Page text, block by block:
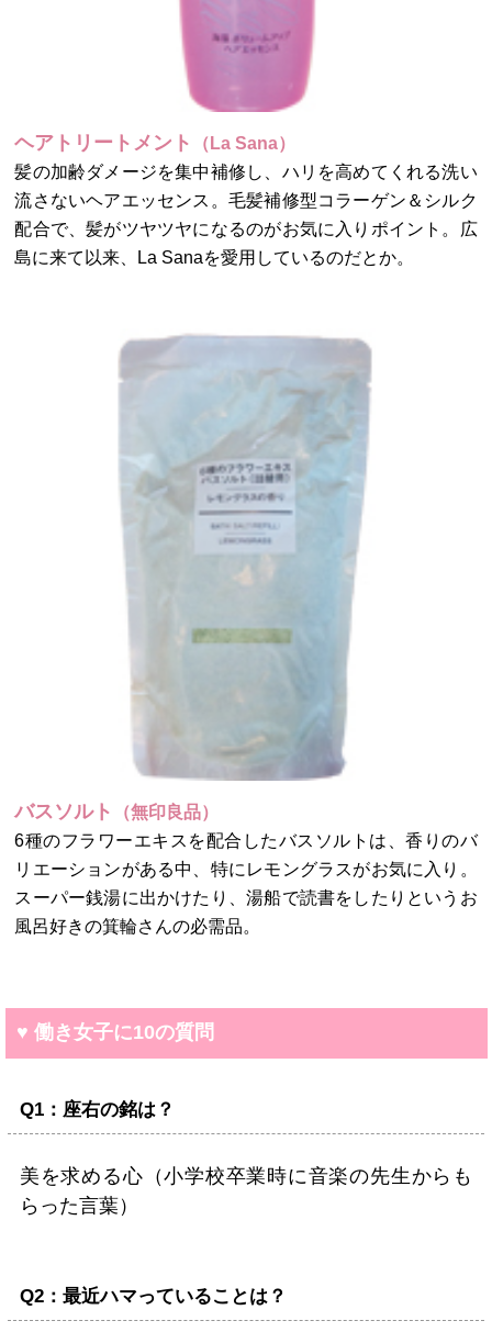
ヘアトリートメント
（La Sana）
髪の加齢ダメージを集中補修し、ハリを高めてくれる洗い
流さないヘアエッセンス。毛髪補修型コラーゲン＆シルク
配合で、髪がツヤツヤになるのがお気に入りポイント。広
島に来て以来、La Sanaを愛用しているのだとか。
バスソルト
（無印良品）
6種のフラワーエキスを配合したバスソルトは、香りのバ
リエーションがある中、特にレモングラスがお気に入り。
スーパー銭湯に出かけたり、湯船で読書をしたりというお
風呂好きの箕輪さんの必需品。
♥ 働き女子に10の質問
Q1：座右の銘は？
美を求める心（小学校卒業時に音楽の先生からも
らった言葉）
Q2：最近ハマっていることは？